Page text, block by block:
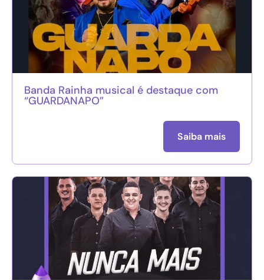
Banda Rainha musical é destaque com
“GUARDANAPO”
Saiba mais